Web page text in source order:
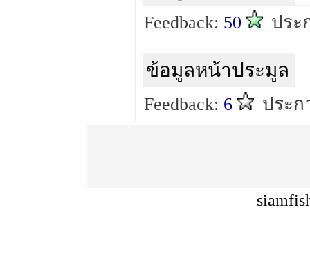
Feedback: 50 ประ
ข้อมูลหน้าประมูล
Feedback: 6 ประก